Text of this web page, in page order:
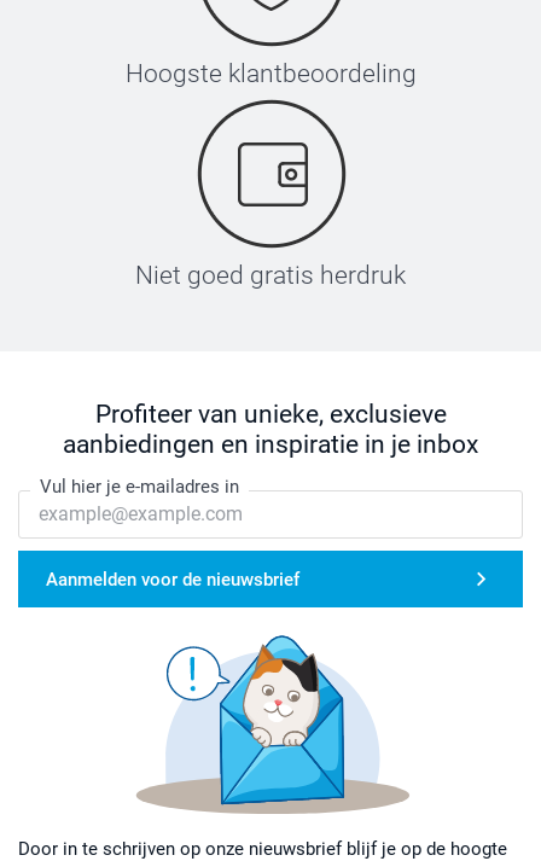
Hoogste klantbeoordeling
Niet goed gratis herdruk
Profiteer van unieke, exclusieve
aanbiedingen en inspiratie in je inbox
Vul hier je e-mailadres in
Aanmelden voor de nieuwsbrief
Door in te schrijven op onze nieuwsbrief blijf je op de hoogte